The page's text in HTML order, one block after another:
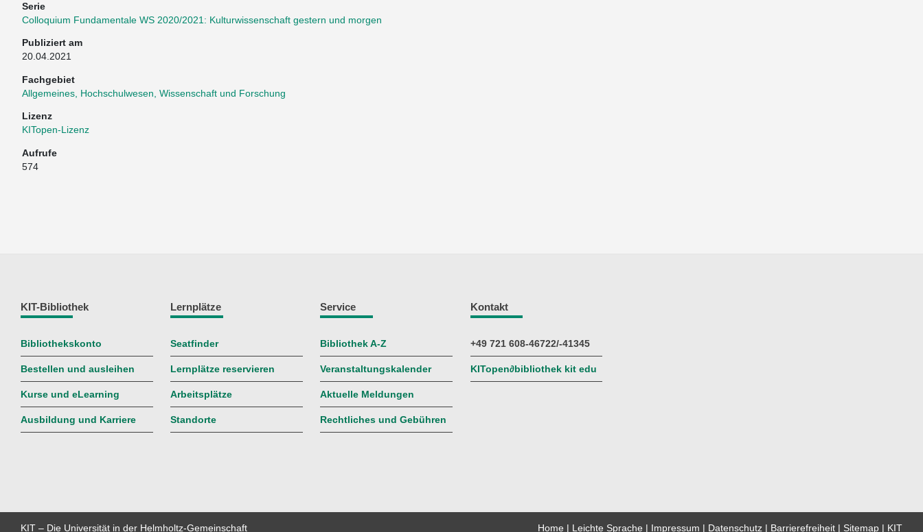
Serie
Colloquium Fundamentale WS 2020/2021: Kulturwissenschaft gestern und morgen
Publiziert am
20.04.2021
Fachgebiet
Allgemeines, Hochschulwesen, Wissenschaft und Forschung
Lizenz
KITopen-Lizenz
Aufrufe
574
KIT-Bibliothek
Bibliothekskonto
Bestellen und ausleihen
Kurse und eLearning
Ausbildung und Karriere
Lernplätze
Seatfinder
Lernplätze reservieren
Arbeitsplätze
Standorte
Service
Bibliothek A-Z
Veranstaltungskalender
Aktuelle Meldungen
Rechtliches und Gebühren
Kontakt
+49 721 608-46722/-41345
KITopen∂bibliothek kit edu
KIT – Die Universität in der Helmholtz-Gemeinschaft Home Leichte Sprache Impressum Datenschutz Barrierefreiheit Sitemap KIT